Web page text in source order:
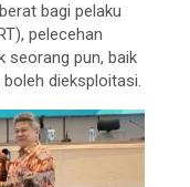
bagi pelaku
pelecehan
seorang pun, baik
dieksploitasi.